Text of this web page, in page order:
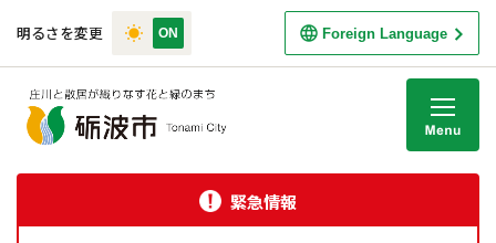
明るさを変更 Foreign Language
緊急情報